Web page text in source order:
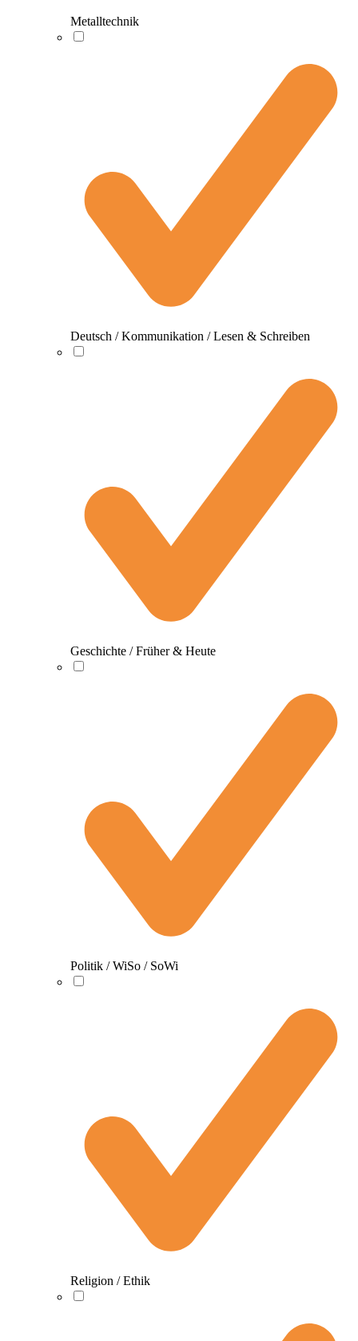
Metalltechnik
Deutsch / Kommunikation / Lesen & Schreiben
Geschichte / Früher & Heute
Politik / WiSo / SoWi
Religion / Ethik